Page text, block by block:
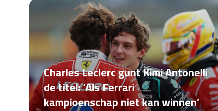
Charles Leclerc gunt Kimi Antonelli
de titel: ‘Als Ferrari
kampioenschap niet kan winnen’